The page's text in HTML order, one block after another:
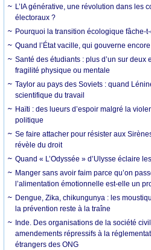
L’IA générative, une révolution dans les
électoraux ?
Pourquoi la transition écologique fâche-
Quand l’État vacille, qui gouverne
Santé des étudiants : plus d’un sur deux
fragilité physique ou mentale
Taylor au pays des Soviets : quand
scientifique du travail
Haïti : des lueurs d’espoir malgré la
politique
Se faire attacher pour résister aux
révèle du droit
Quand « L’Odyssée » d’Ulysse éclaire
Manger sans avoir faim parce qu’on
l’alimentation émotionnelle est-elle un
Dengue, Zika, chikungunya : les
la prévention reste à la traîne
Inde. Des organisations de la société
amendements répressifs à la
étrangers des ONG